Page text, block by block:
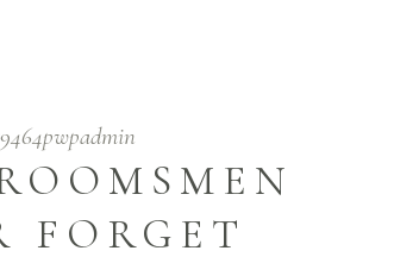
FORGET